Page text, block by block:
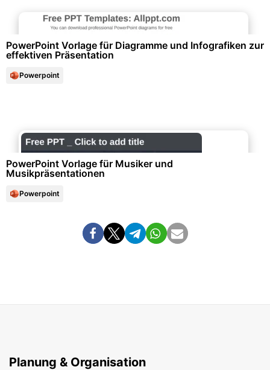
PowerPoint Vorlage für Diagramme und Infografiken zur
effektiven Präsentation
Powerpoint
PowerPoint Vorlage für Musiker und
Musikpräsentationen
Powerpoint
Planung & Organisation